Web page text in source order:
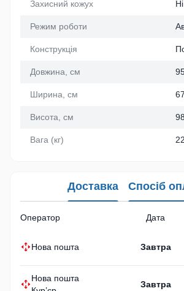
Захисний кожух Ні
Режим роботи
Конструкція
Довжина, см
Ширина, см
Висота, см
Вага (кг)
Доставка Спосіб
Оператор Дата
Нова пошта Завтра
Нова пошта
Завтра